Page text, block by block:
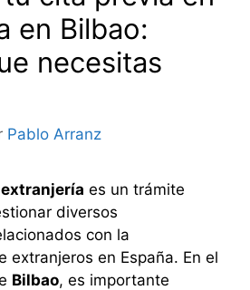
en Bilbao:
necesitas
Pablo Arranz
es un trámite
diversos
con la
extranjeros en España. En el
Bilbao, es importante